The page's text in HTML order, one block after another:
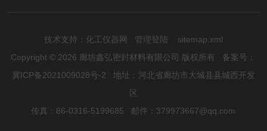
技术支持： 化工仪器网 管理登陆
sitemap.xml
Copyright © 2026 廊坊鑫弘密封材料有限公司 版权所有 备案号：
冀ICP备2021009028号-2 地址：河北省廊坊市大城县县城西开发
区
传真：86-0316-5199685 邮件：379973667@qq.com